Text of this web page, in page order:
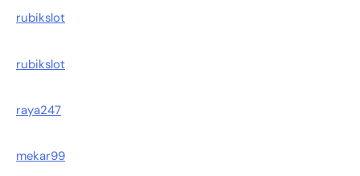
rubikslot
rubikslot
raya247
mekar99